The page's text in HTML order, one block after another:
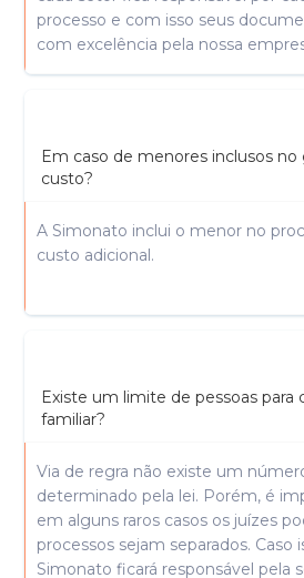
processo e com isso seus
com excelência pela nossa
Em caso de menores inclusos no
custo?
A Simonato inclui o menor no
custo adicional.
Existe um limite de pessoas
familiar?
Via de regra não existe um
determinado pela lei. Porém, é
em alguns raros casos os juízes
processos sejam separados. Caso
Simonato ficará responsável pela